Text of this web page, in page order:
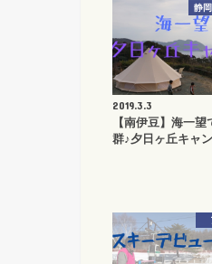
静
2019.3.3
【南伊豆】海一
群♪夕日ヶ丘キャ